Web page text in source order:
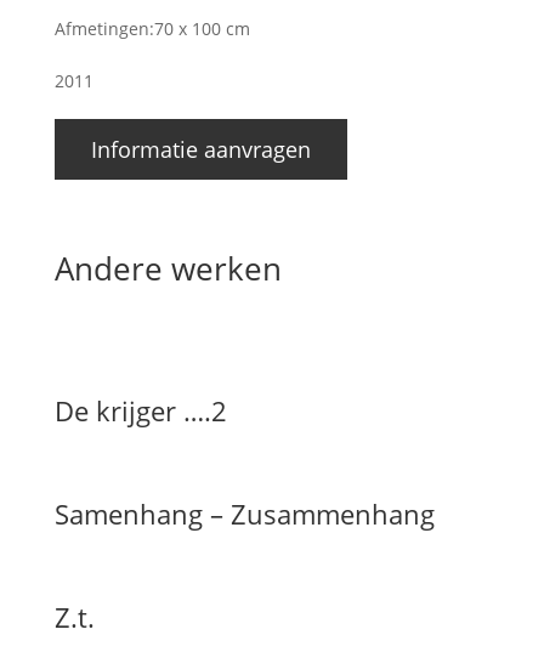
Afmetingen:70 x 100 cm
2011
Informatie aanvragen
Andere werken
De krijger ….2
Samenhang – Zusammenhang
Z.t.